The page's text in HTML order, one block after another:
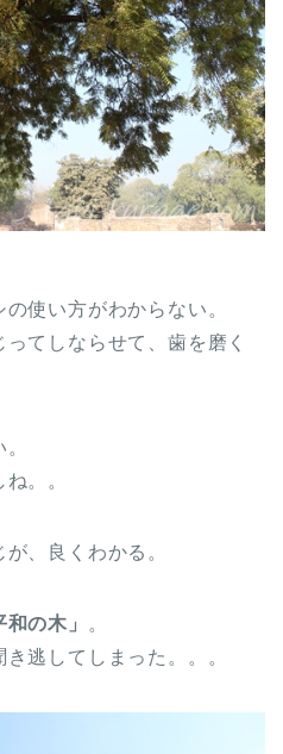
使い方がわからない。
てしならせて、歯を磨く
。。
、良くわかる。
和の木」
。
逃してしまった。。。